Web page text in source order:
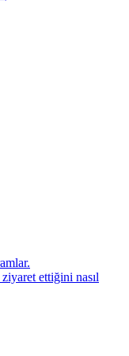
ettiğini nasıl